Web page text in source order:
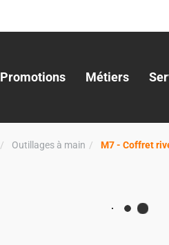
Promotions Métiers
Outillages à main M7 - Coffret